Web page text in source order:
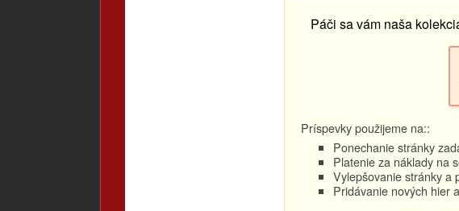
Páči sa vám naša
Príspevky použijeme na::
Ponechanie stránky
Platenie za náklady na
Vylepšovanie stránky a
Pridávanie nových hier